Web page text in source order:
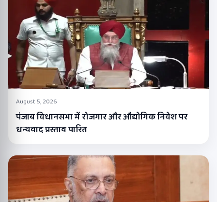
August 5, 2026
पंजाब विधानसभा में रोजगार और औद्योगिक निवेश पर
धन्यवाद प्रस्ताव पारित